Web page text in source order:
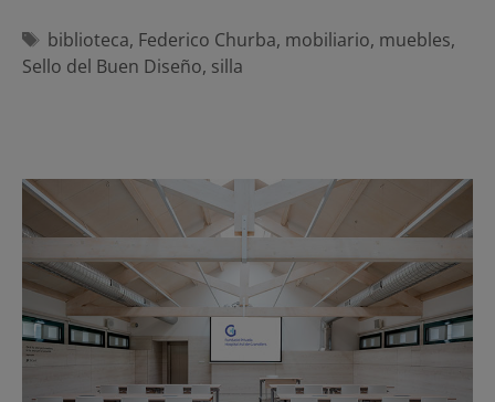
Etiquetas
biblioteca, Federico Churba, mobiliario, muebles,
Sello del Buen Diseño, silla